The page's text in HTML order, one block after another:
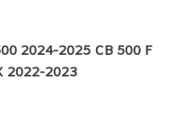
2024-2025 CB 500 F
2022-2023